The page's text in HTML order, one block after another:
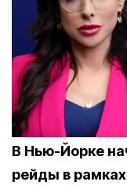
В Нью-Йорке
рейды в